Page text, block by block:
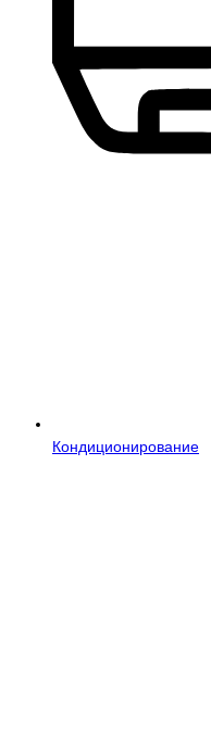
Кондиционирование